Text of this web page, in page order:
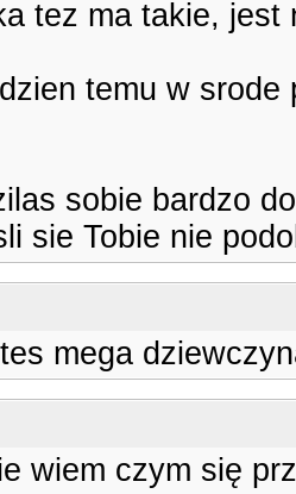
tez ma takie,
temu w
sobie bardzo
sie Tobie nie
mega
wiem czym się